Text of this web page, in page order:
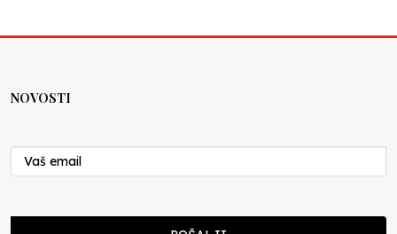
Nenad Veličković
29.10.2024
Cuke i djeca
NOVOSTI